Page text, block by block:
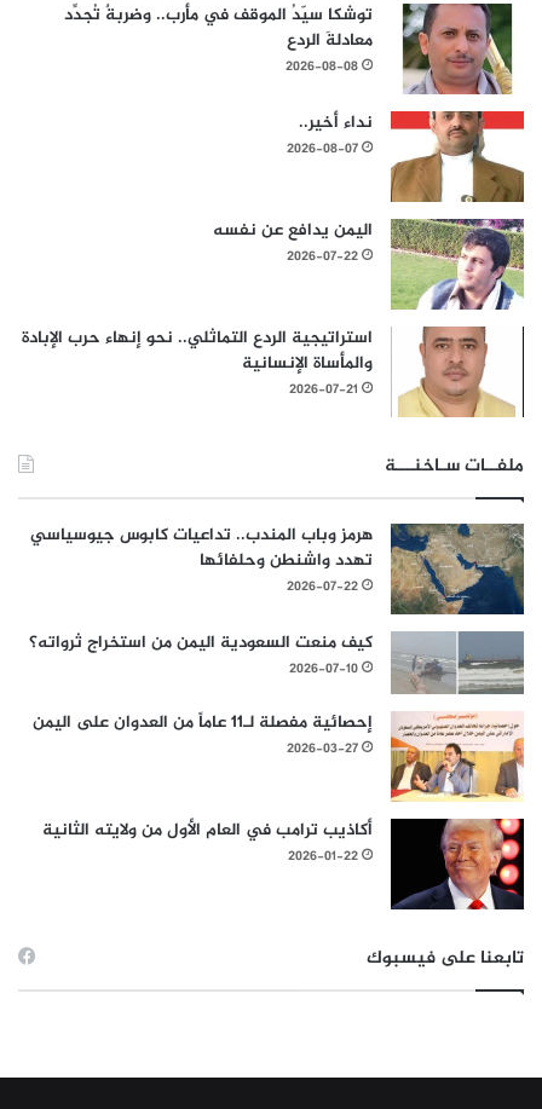
توشكا سيّدُ الموقف في مأرب.. وضربةٌ تُجدِّد
معادلةَ الردع
2026-08-08
نداء أخير..
2026-08-07
اليمن يدافع عن نفسه
2026-07-22
استراتيجية الردع التماثلي.. نحو إنهاء حرب الإبادة
والمأساة الإنسانية
2026-07-21
ملفــات سـاخنـــة
هرمز وباب المندب.. تداعيات كابوس جيوسياسي
تهدد واشنطن وحلفائها
2026-07-22
كيف منعت السعودية اليمن من استخراج ثرواته؟
2026-07-10
إحصائية مفصلة لـ11 عاماً من العدوان على اليمن
2026-03-27
أكاذيب ترامب في العام الأول من ولايته الثانية
2026-01-22
تابعنا على فيسبوك